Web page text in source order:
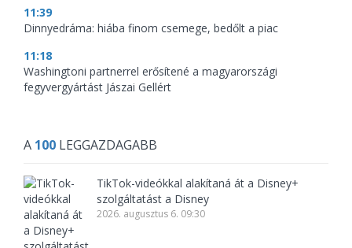
11:39
Dinnyedráma: hiába finom csemege, bedőlt a piac
11:18
Washingtoni partnerrel erősítené a magyarországi
fegyvergyártást Jászai Gellért
A 100 LEGGAZDAGABB
TikTok-videókkal alakítaná át a Disney+
szolgáltatást a Disney
2026. augusztus 6. 09:30